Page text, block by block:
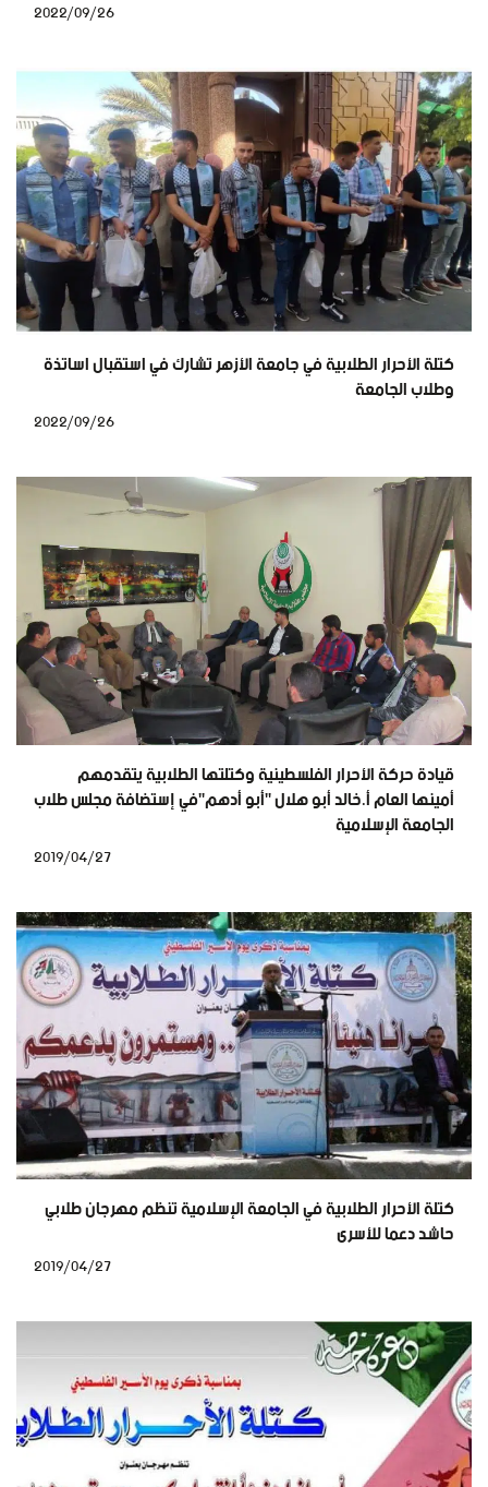
كتلة الأحرار الطلابية في جامعة الأزهر تشارك في استقبال اساتذة
وطلاب الجامعة
قيادة حركة الأحرار الفلسطينية وكتلتها الطلابية يتقدمهم
أمينها العام أ.خالد أبو هلال "أبو أدهم"في إستضافة مجلس طلاب
الجامعة الإسلامية
كتلة الأحرار الطلابية في الجامعة الإسلامية تنظم مهرجان طلابي
حاشد دعما للأسرى